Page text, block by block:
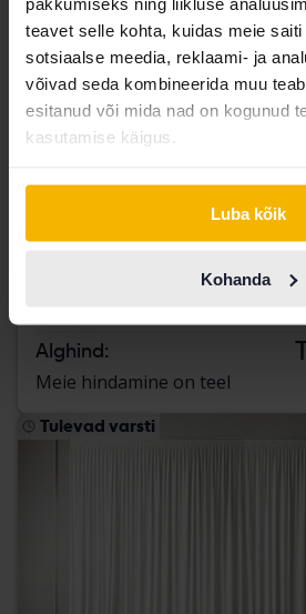
teavet selle kohta, kuidas meie
sotsiaalse meedia, reklaami- ja
võivad seda kombineerida muu
esitanud või mida nad on kogunud
kasutamise käigus.
Luba kõik
Kohanda
Volkswagen Tiguan
Elektriline/bensiin
Alghind:
Meie hindamine on teel
Tulevad varsti